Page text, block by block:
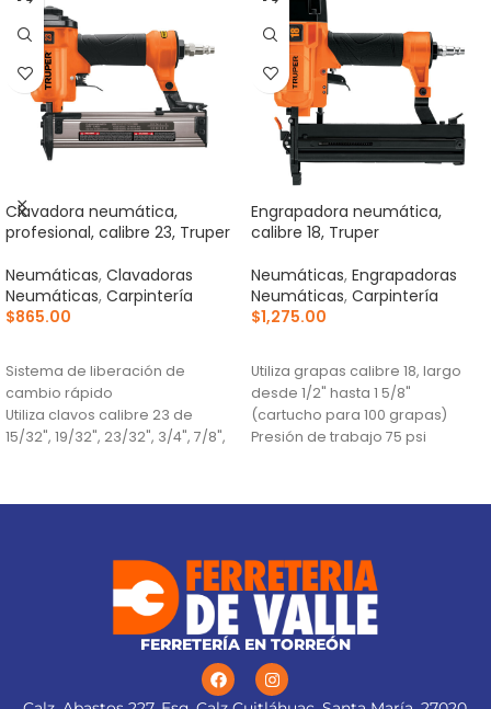
Clavadora neumática,
profesional, calibre 23, Truper
Neumáticas, Clavadoras
Neumáticas, Carpintería
$865.00
Sistema de liberación de
cambio rápido
Utiliza clavos calibre 23 de
15/32", 19/32", 23/32", 3/4", 7/8",
Engrapadora neumática,
calibre 18, Truper
Neumáticas, Engrapadoras
Neumáticas, Carpintería
$1,275.00
Utiliza grapas calibre 18, largo
desde 1/2" hasta 1 5/8"
(cartucho para 100 grapas)
Presión de trabajo 75 psi
cambio rápido
FERRETERÍA EN TORREÓN